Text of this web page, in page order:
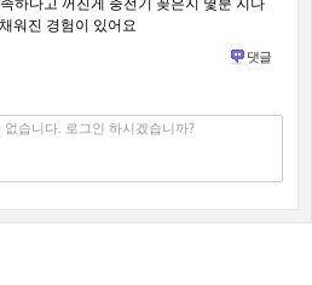
워진 경험이 있어요
댓글
없습니다. 로그인 하시겠습니까?